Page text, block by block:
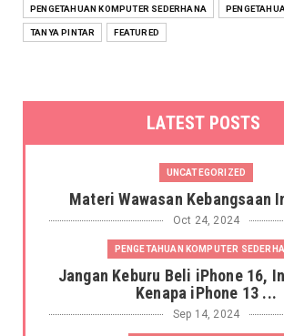
PENGETAHUAN KOMPUTER SEDERHANA
TANYA PINTAR FEATURED
LATEST POSTS
UNCATEGORIZED
Materi Wawasan Kebangsaan
Oct 24, 2024
PENGETAHUAN KOMPUTER
Jangan Keburu Beli iPhone 16,
Kenapa iPhone 13 ...
Sep 14, 2024